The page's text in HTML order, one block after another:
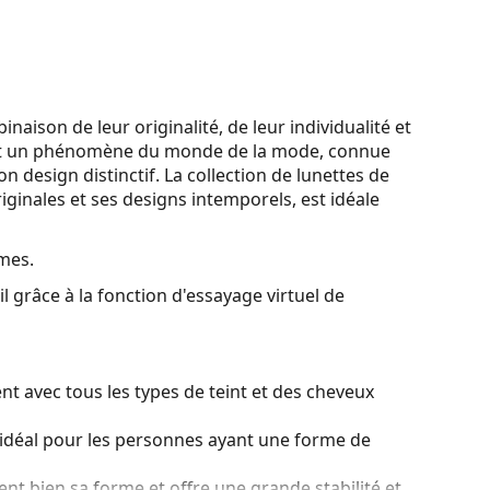
de leur originalité, de leur individualité et
phénomène du monde de la mode, connue
design distinctif. La collection de lunettes de
et ses designs intemporels, est idéale
grâce à la fonction d'essayage virtuel de
avec tous les types de teint et des cheveux
pour les personnes ayant une forme de